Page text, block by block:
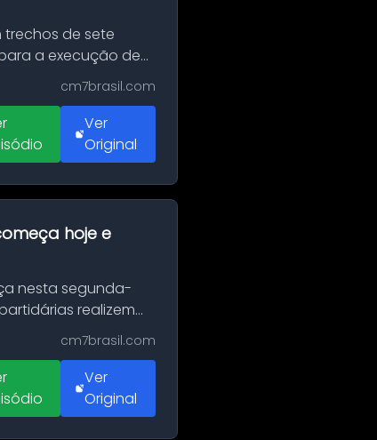
de sete
a execução de
cm7brasil.com
Ver
Original
hoje e
nesta segunda-
realizem
cm7brasil.com
Ver
Original